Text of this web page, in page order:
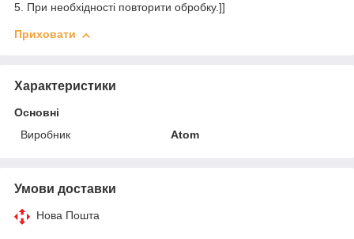
5. При необхідності повторити обробку.]]
Приховати
Характеристики
Основні
Виробник
Atom
Умови доставки
Нова Пошта